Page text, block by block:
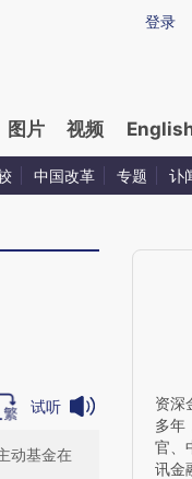
炼总结而成，可能与原文
登录
图片 视频
中国改革 专题 讣
试听
动基金在
资深
多年
官、
讯金